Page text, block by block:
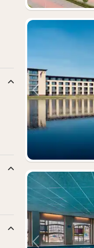
Vorige foto